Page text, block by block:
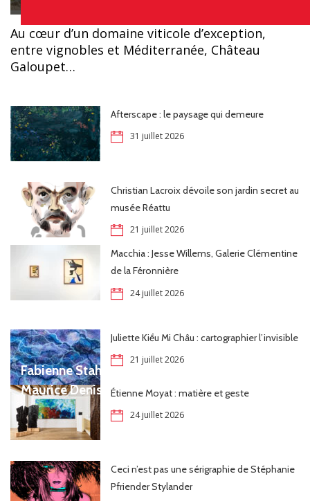
Au cœur d’un domaine viticole d’exception,
entre vignobles et Méditerranée, Château
Galoupet…
Afterscape : le paysage qui demeure
31 juillet 2026
Christian Lacroix dévoile son jardin secret au
musée Réattu
21 juillet 2026
Macchia : Jesse Willems, Galerie Clémentine
de la Féronnière
24 juillet 2026
Juliette Kiều Mi Châu : cartographier l’invisible
21 juillet 2026
Étienne Moyat : matière et geste
24 juillet 2026
Ceci n’est pas une sérigraphie de Stéphanie
Pfriender Stylander
Fabienne Stahl, en perpétuel dialogue avec
Maurice Denis